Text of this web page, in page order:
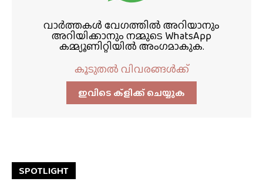
വാർത്തകൾ വേഗത്തിൽ അറിയാനും
അറിയിക്കാനും നമ്മുടെ WhatsApp
കമ്മ്യൂണിറ്റിയിൽ അംഗമാകുക.
കൂടുതൽ വിവരങ്ങൾക്ക്
ഇവിടെ ക്ളിക്ക്‌ ചെയ്യുക
SPOTLIGHT